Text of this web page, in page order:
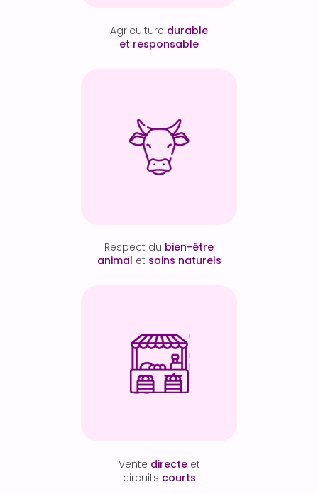
Agriculture durable
et responsable
Respect du bien-être
animal et soins naturels
Vente directe et
circuits courts